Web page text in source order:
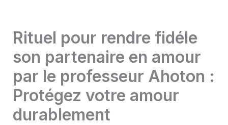
Rituel pour rendre fidéle
son partenaire en amour
par le professeur Ahoton :
Protégez votre amour
durablement